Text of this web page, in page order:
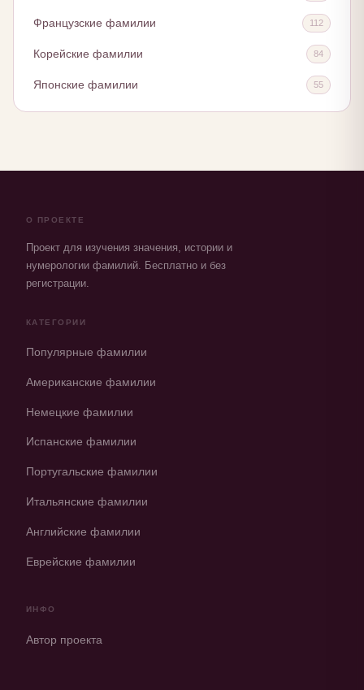
Французские фамилии 112
Корейские фамилии 84
Японские фамилии 55
О ПРОЕКТЕ
Проект для изучения значения, истории и
нумерологии фамилий. Бесплатно и без
регистрации.
КАТЕГОРИИ
Популярные фамилии
Американские фамилии
Немецкие фамилии
Испанские фамилии
Португальские фамилии
Итальянские фамилии
Английские фамилии
Еврейские фамилии
ИНФО
Автор проекта